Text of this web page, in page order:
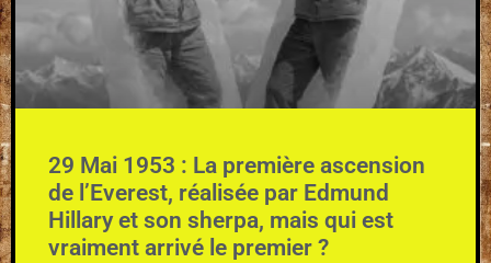
29 Mai 1953 : La première ascension
de l’Everest, réalisée par Edmund
Hillary et son sherpa, mais qui est
vraiment arrivé le premier ?